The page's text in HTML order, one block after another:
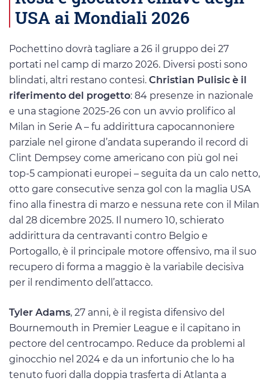
USA ai Mondiali 2026
Pochettino dovrà tagliare a 26 il gruppo dei 27
portati nel camp di marzo 2026. Diversi posti sono
blindati, altri restano contesi. Christian Pulisic è il
riferimento del progetto: 84 presenze in nazionale
e una stagione 2025-26 con un avvio prolifico al
Milan in Serie A – fu addirittura capocannoniere
parziale nel girone d’andata superando il record di
Clint Dempsey come americano con più gol nei
top-5 campionati europei – seguita da un calo netto,
otto gare consecutive senza gol con la maglia USA
fino alla finestra di marzo e nessuna rete con il Milan
dal 28 dicembre 2025. Il numero 10, schierato
addirittura da centravanti contro Belgio e
Portogallo, è il principale motore offensivo, ma il suo
recupero di forma a maggio è la variabile decisiva
per il rendimento dell’attacco.
Tyler Adams, 27 anni, è il regista difensivo del
Bournemouth in Premier League e il capitano in
pectore del centrocampo. Reduce da problemi al
ginocchio nel 2024 e da un infortunio che lo ha
tenuto fuori dalla doppia trasferta di Atlanta a